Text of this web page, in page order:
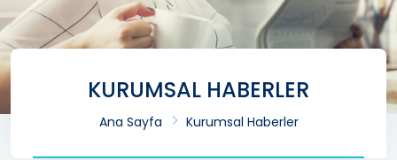
KURUMSAL HABERLER
Ana Sayfa Kurumsal Haberler